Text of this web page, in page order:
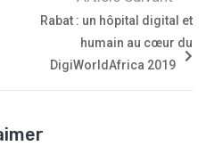
Rabat : un hôpital digital et
humain au cœur du
DigiWorldAfrica 2019